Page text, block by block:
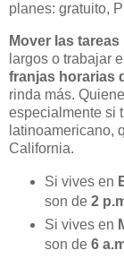
planes: gratuito,
Mover las
largos o trabajar
franjas horarias
rinda más.
especialmente si
latinoamericano,
California.
Si vives en
son de 2
Si vives en
son de 6